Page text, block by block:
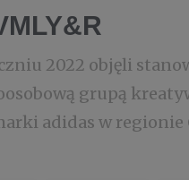
2022 objęli
grupą
adidas w regionie